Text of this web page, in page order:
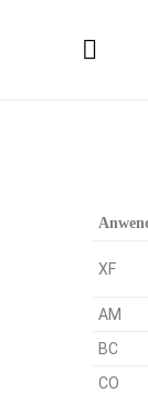
XF
AM
BC
CO